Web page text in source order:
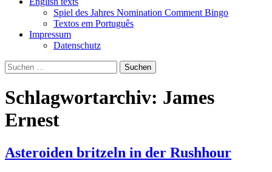
Spiel des Jahres Nomination Comment Bingo
Textos em Português
Impressum
Datenschutz
Suchen
nach:
Schlagwortarchiv: James
Ernest
Asteroiden britzeln in der Rushhour